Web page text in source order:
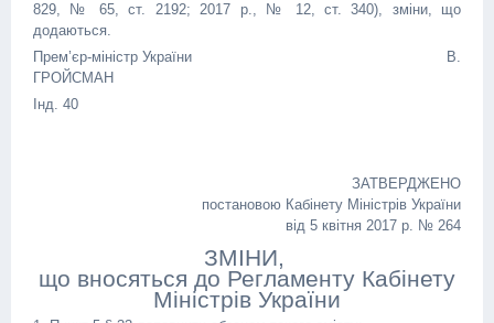
829, № 65, ст. 2192; 2017 р., № 12, ст. 340), зміни, що
додаються.
Прем’єр-міністр України В.
ГРОЙСМАН
Інд. 40
ЗАТВЕРДЖЕНО
постановою Кабінету Міністрів України
від 5 квітня 2017 р. № 264
ЗМІНИ,
що вносяться до Регламенту Кабінету
Міністрів України